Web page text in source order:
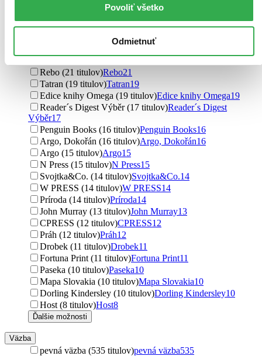
Povoliť všetko
Odmietnuť
Mladá fronta (24 titulov)Mladá fronta
KAZDA24
Grada
23
Rebo (21 titulov)Rebo21
Tatran (19 titulov)Tatran19
Edice knihy Omega (19 titulov)Edice knihy Omega19
Reader´s Digest Výběr (17 titulov)Reader´s Digest
Výběr17
Penguin Books (16 titulov)Penguin Books16
Argo, Dokořán (16 titulov)Argo, Dokořán16
Argo (15 titulov)Argo15
N Press (15 titulov)N Press15
Svojtka&Co. (14 titulov)Svojtka&Co.14
W PRESS (14 titulov)W PRESS14
Príroda (14 titulov)Príroda14
John Murray (13 titulov)John Murray13
CPRESS (12 titulov)CPRESS12
Práh (12 titulov)Práh12
Drobek (11 titulov)Drobek11
Fortuna Print (11 titulov)Fortuna Print11
Paseka (10 titulov)Paseka10
Mapa Slovakia (10 titulov)Mapa Slovakia10
Dorling Kindersley (10 titulov)Dorling Kindersley10
Host (8 titulov)Host8
Ďalšie možnosti
Väzba
pevná väzba (535 titulov)pevná väzba535